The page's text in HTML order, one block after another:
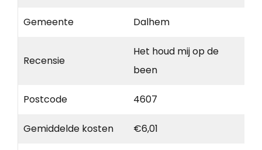
Gemeente Dalhem
Recensie
Het houd mij op de
been
Postcode 4607
Gemiddelde kosten €6,01